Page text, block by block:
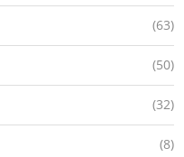
(63)
(50)
(32)
(8)